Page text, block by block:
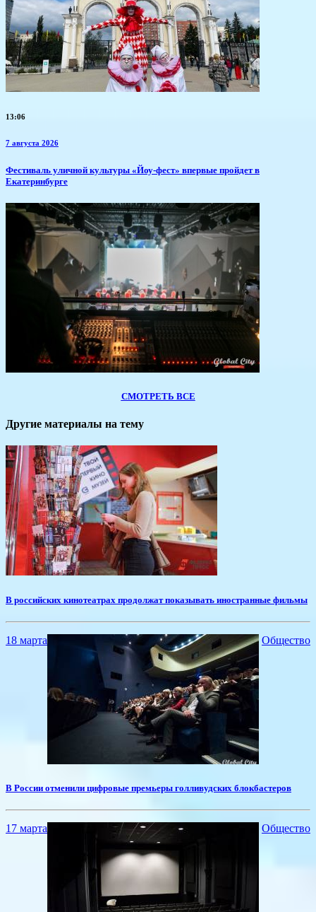
13:06
7 августа 2026
​Фестиваль уличной культуры «Йоу-фест» впервые пройдет в
Екатеринбурге
СМОТРЕТЬ ВСЕ
Другие материалы на тему
В российских кинотеатрах продолжат показывать иностранные фильмы
18 марта Общество
В России отменили цифровые премьеры голливудских блокбастеров
17 марта Общество